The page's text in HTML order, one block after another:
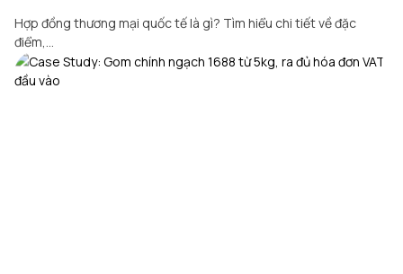
Hợp đồng thương mại quốc tế là gì? Tìm hiểu chi tiết về đặc
điểm,…